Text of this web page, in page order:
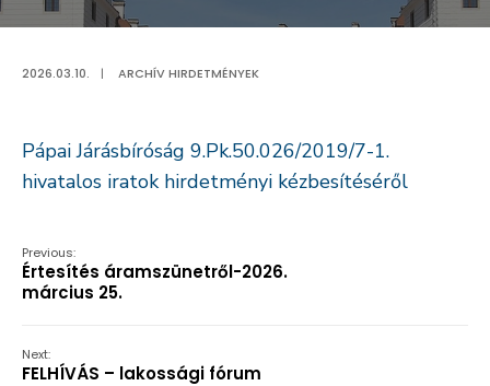
2026.03.10. | ARCHÍV HIRDETMÉNYEK
Pápai Járásbíróság 9.Pk.50.026/2019/7-1.
hivatalos iratok hirdetményi kézbesítéséről
Previous:
Értesítés áramszünetről-2026.
március 25.
Next:
FELHÍVÁS – lakossági fórum